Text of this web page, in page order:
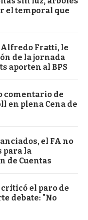
el temporal que
Fratti, le
de la jornada
aporten al BPS
comentario de
en plena Cena de
el FA no
para la
de Cuentas
criticó el paro de
debate: "No